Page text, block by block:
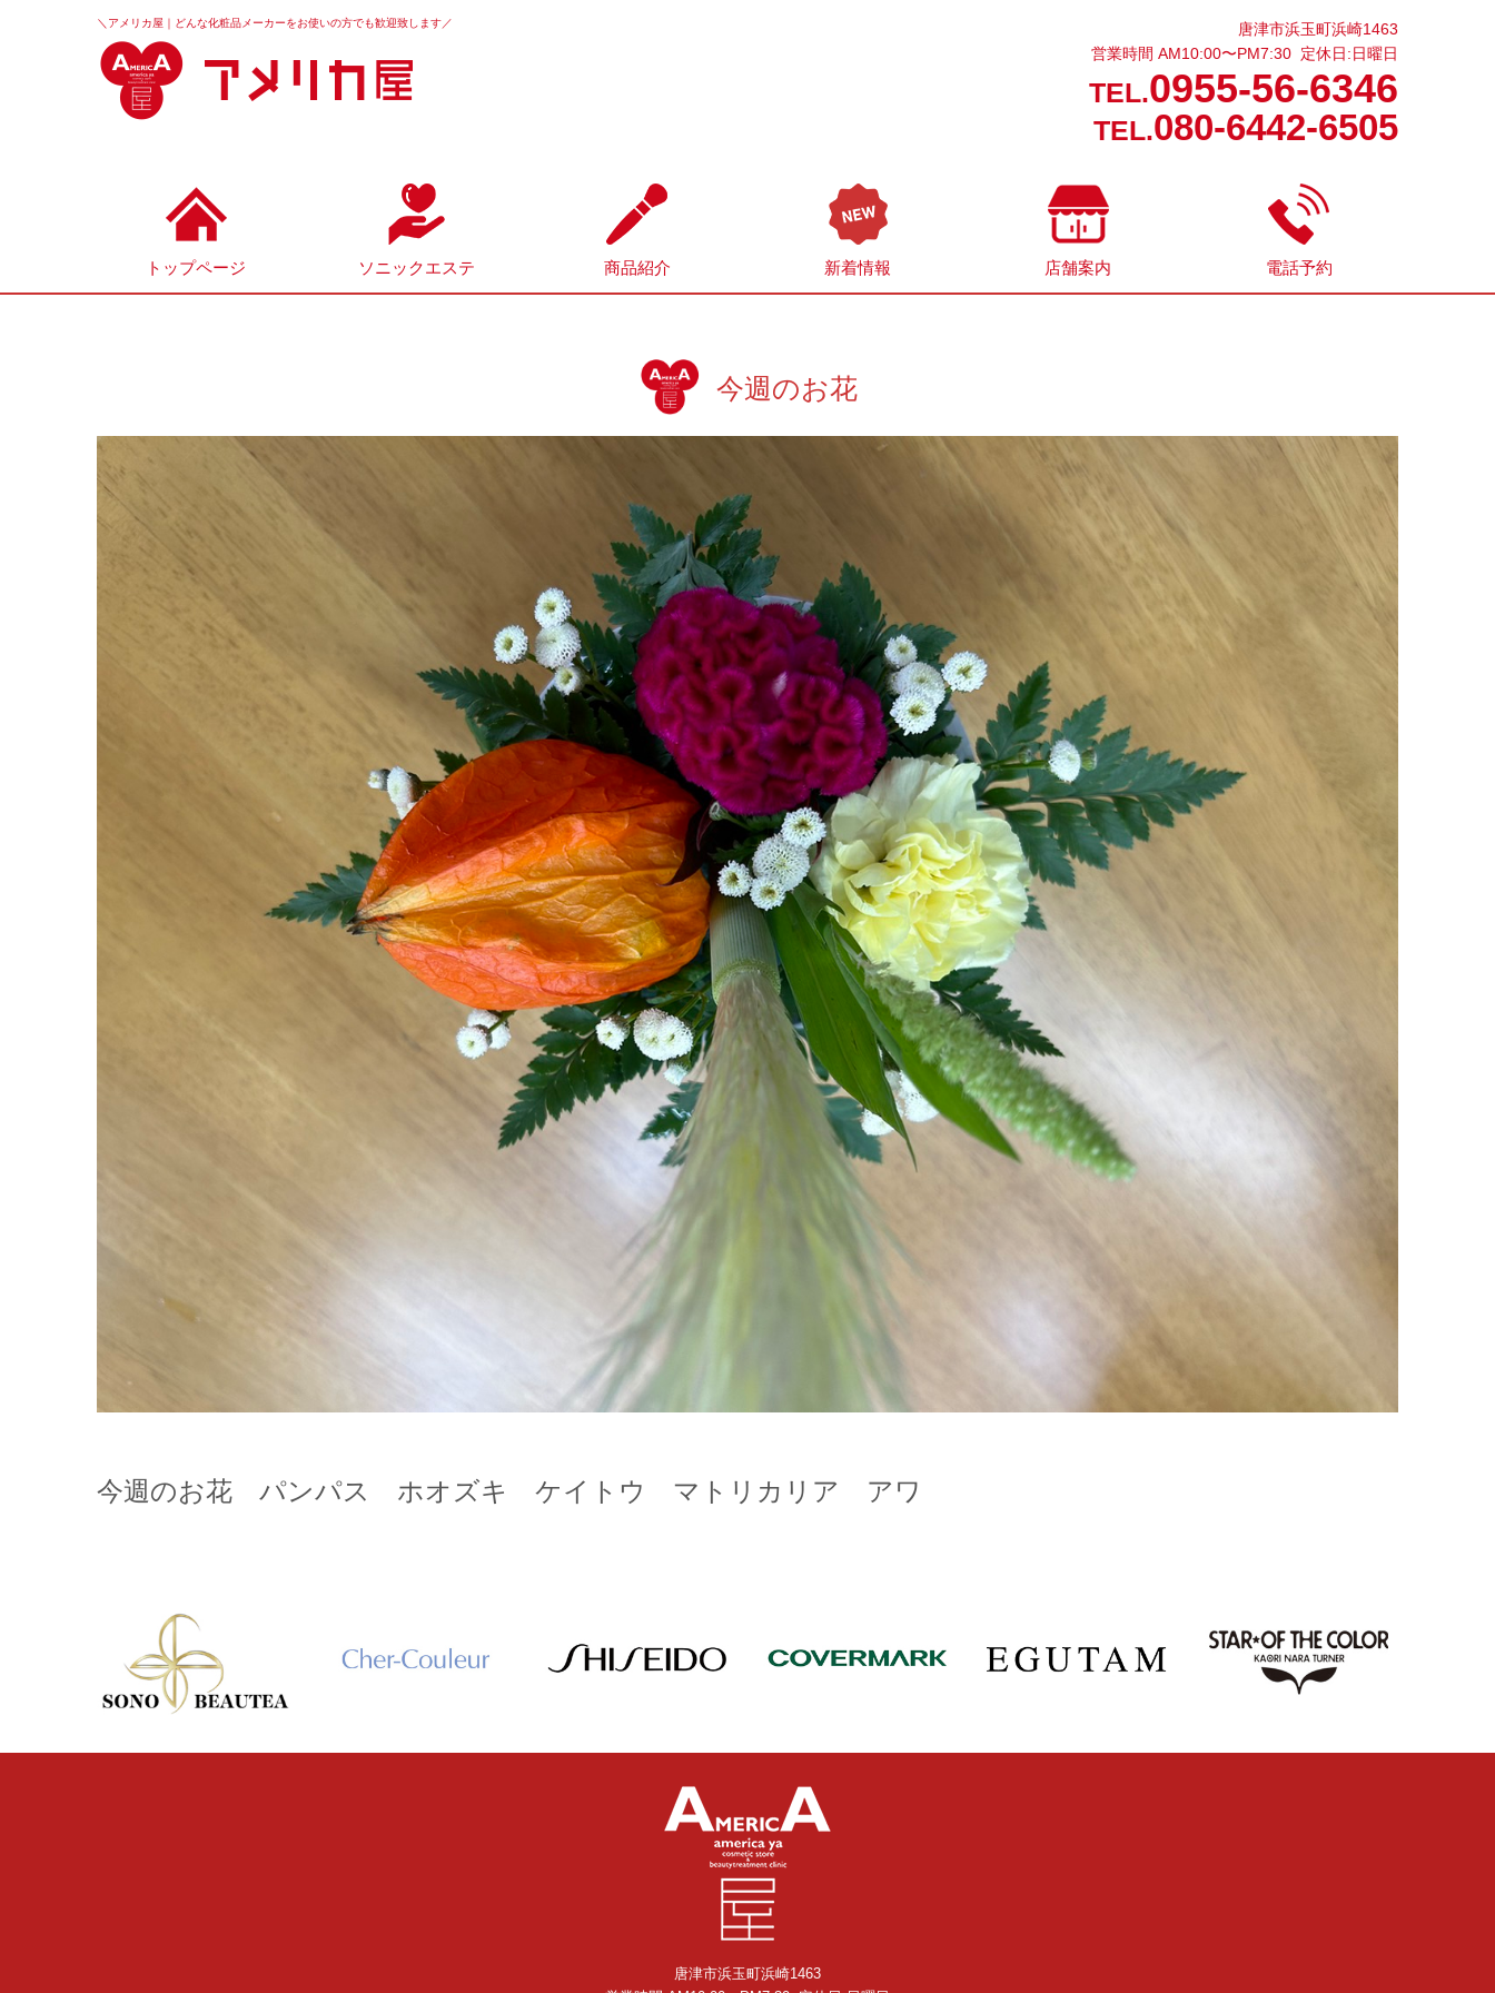
＼アメリカ屋｜どんな化粧品メーカーをお使いの方でも歓迎致します／
唐津市浜玉町浜崎1463
営業時間 AM10:00〜PM7:30 定休日:日曜日
TEL.0955-56-6346
TEL.080-6442-6505
トップページ ソニックエステ 商品紹介 新着情報 店舗案内 電話予約
今週のお花
今週のお花 パンパス ホオズキ ケイトウ マトリカリア アワ
唐津市浜玉町浜崎1463